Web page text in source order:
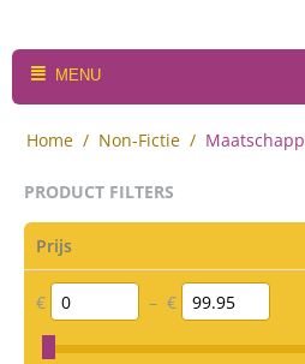
MENU
Home / Non-Fictie /
PRODUCT FILTERS
Prijs
€ – €